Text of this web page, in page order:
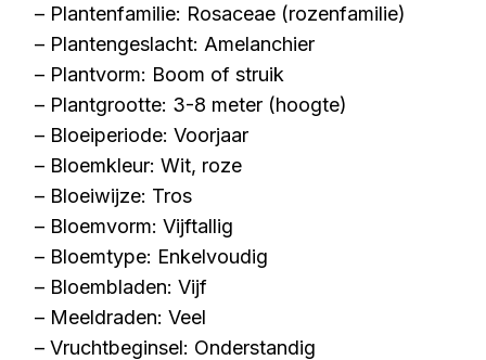
– Plantenfamilie: Rosaceae (rozenfamilie)
– Plantengeslacht: Amelanchier
– Plantvorm: Boom of struik
– Plantgrootte: 3-8 meter (hoogte)
– Bloeiperiode: Voorjaar
– Bloemkleur: Wit, roze
– Bloeiwijze: Tros
– Bloemvorm: Vijftallig
– Bloemtype: Enkelvoudig
– Bloembladen: Vijf
– Meeldraden: Veel
– Vruchtbeginsel: Onderstandig